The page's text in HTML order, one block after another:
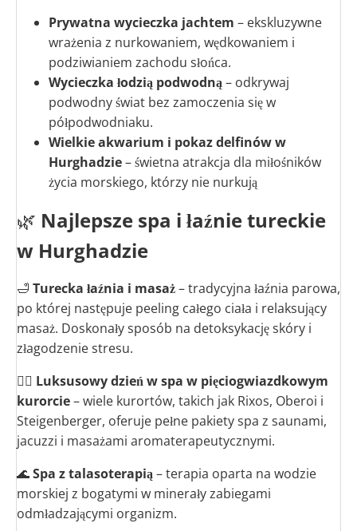
Prywatna wycieczka jachtem – ekskluzywne
wrażenia z nurkowaniem, wędkowaniem i
podziwianiem zachodu słońca.
Wycieczka łodzią podwodną– odkrywaj
podwodny świat bez zamoczenia się w
półpodwodniaku.
Wielkie akwarium i pokaz delfinów w
Hurghadzie– świetna atrakcja dla miłośników
życia morskiego, którzy nie nurkują
🌿 Najlepsze spa i łaźnie tureckie
w Hurghadzie
🛁 Turecka łaźnia i masaż– tradycyjna łaźnia parowa,
po której następuje peeling całego ciała i relaksujący
masaż. Doskonały sposób na detoksykację skóry i
złagodzenie stresu.
💆‍♀️ Luksusowy dzień w spa w pięciogwiazdkowym
kurorcie– wiele kurortów, takich jak Rixos, Oberoi i
Steigenberger, oferuje pełne pakiety spa z saunami,
jacuzzi i masażami aromaterapeutycznymi.
🌊Spa z talasoterapią– terapia oparta na wodzie
morskiej z bogatymi w minerały zabiegami
odmładzającymi organizm.